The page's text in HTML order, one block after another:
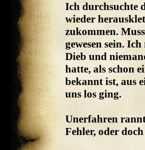
Ich durchsuchte
wieder
zukommen.
gewesen sein.
Dieb und
hatte, als schon
bekannt ist, aus
uns los ging.
Unerfahren
Fehler, oder